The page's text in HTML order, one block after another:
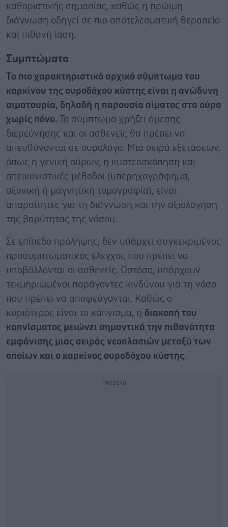
καθοριστικής σημασίας, καθώς η πρώιμη
διάγνωση οδηγεί σε πιο αποτελεσματική θεραπεία
και πιθανή ίαση.
Συμπτώματα
Το πιο χαρακτηριστικό αρχικό σύμπτωμα του
καρκίνου της ουροδόχου κύστης είναι η ανώδυνη
αιματουρία, δηλαδή η παρουσία αίματος στα ούρα
χωρίς πόνο. Το σύμπτωμα χρήζει άμεσης
διερεύνησης και οι ασθενείς θα πρέπει να
απευθύνονται σε ουρολόγο. Μια σειρά εξετάσεων,
όπως η γενική ούρων, η κυστεοσκόπηση και
απεικονιστικές μέθοδοι (υπερηχογράφημα,
αξονική ή μαγνητική τομογραφία), είναι
απαραίτητες για τη διάγνωση και την αξιολόγηση
της βαρύτητας της νόσου.
Σε επίπεδο πρόληψης, δεν υπάρχει συγκεκριμένος
προσυμπτωματικός έλεγχος που πρέπει να
υποβάλλονται οι ασθενείς. Ωστόσο, υπάρχουν
τεκμηριωμένοι παράγοντες κινδύνου για τη νόσο
που πρέπει να αποφεύγονται. Καθώς ο
κυριότερος είναι το κάπνισμα, η διακοπή του
καπνίσματος μειώνει σημαντικά την πιθανότητα
εμφάνισης μιας σειράς νεοπλασιών μεταξύ των
οποίων και ο καρκίνος ουροδόχου κύστης.